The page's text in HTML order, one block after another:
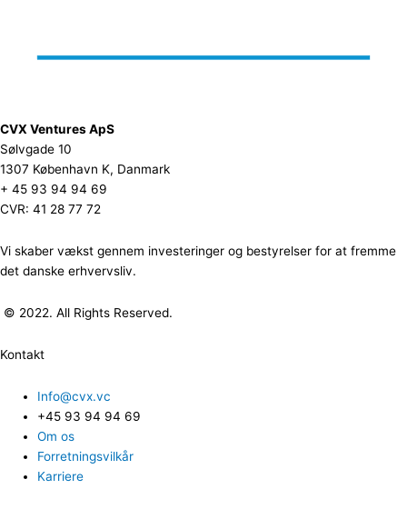
CVX Ventures ApS
Sølvgade 10
1307 København K, Danmark
+ 45 93 94 94 69
CVR: 41 28 77 72
Vi skaber vækst gennem investeringer og bestyrelser for at fremme
det danske erhvervsliv.
© 2022. All Rights Reserved.
Kontakt
Info@cvx.vc
+45 93 94 94 69
Om os
Forretningsvilkår
Karriere